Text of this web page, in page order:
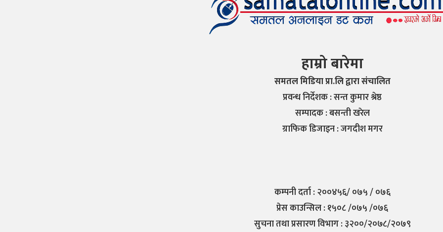
हाम्रो बारेमा
समतल मिडिया प्रा.लि द्वारा संचालित
प्रवन्ध निर्देशक : सन्त कुमार श्रेष्ठ
सम्पादक : बसन्ती खरेल
ग्राफिक डिजाइन : जगदीश मगर
कम्पनी दर्ता : २००४५६/ ०७५ / ०७६
प्रेस काउन्सिल : १५०८ /०७५ /०७६
सुचना तथा प्रसारण विभाग : ३२००/२०७८/२०७९